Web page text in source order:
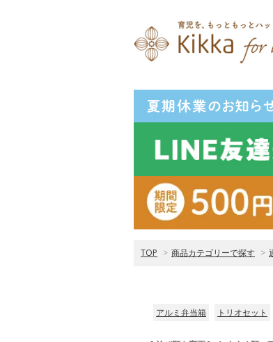
TOP > 商品カテゴリーで探す >
アルミ弁当箱 トリオセット